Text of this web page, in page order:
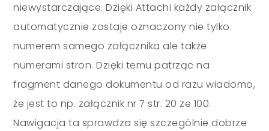
niewystarczające. Dzięki Attachi każdy załącznik
automatycznie zostaje oznaczony nie tylko
numerem samego załącznika ale także
numerami stron. Dzięki temu patrząc na
fragment danego dokumentu od razu wiadomo,
że jest to np. załącznik nr 7 str. 20 ze 100.
Nawigacja ta sprawdza się szczególnie dobrze